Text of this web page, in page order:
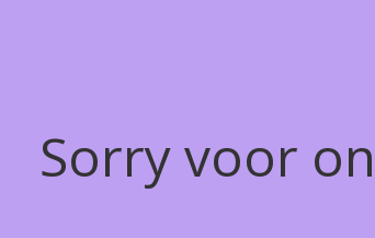
Sorry voor